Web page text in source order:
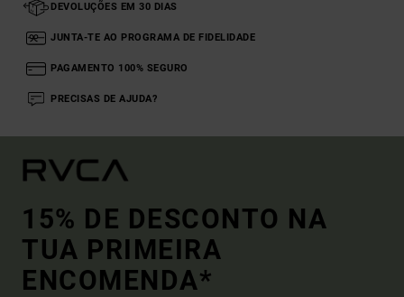
DEVOLUÇÕES EM 30 DIAS
JUNTA-TE AO PROGRAMA DE FIDELIDADE
PAGAMENTO 100% SEGURO
PRECISAS DE AJUDA?
15% DE DESCONTO NA
TUA PRIMEIRA
ENCOMENDA*